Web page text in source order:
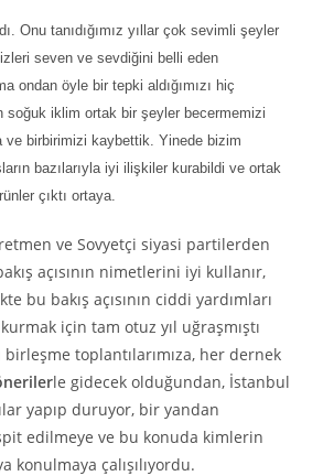
Onu tanıdığımız yıllar çok sevimli şeyler
seven ve sevdiğini belli eden
ondan öyle bir tepki aldığımızı hiç
soğuk iklim ortak bir şeyler becermemizi
ve birbirimizi kaybettik. Yinede bizim
bazılarıyla iyi ilişkiler kurabildi ve ortak
çıktı ortaya.
ve Sovyetçi siyasi partilerden
açısının nimetlerini iyi kullanır,
bu bakış açısının ciddi yardımları
için tam otuz yıl uğraşmıştı
toplantılarımıza, her dernek
le gidecek olduğundan, İstanbul
yapıp duruyor, bir yandan
edilmeye ve bu konuda kimlerin
konulmaya çalışılıyordu.